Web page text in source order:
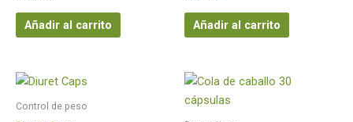
Añadir al carrito Añadir al carrito
Control de peso